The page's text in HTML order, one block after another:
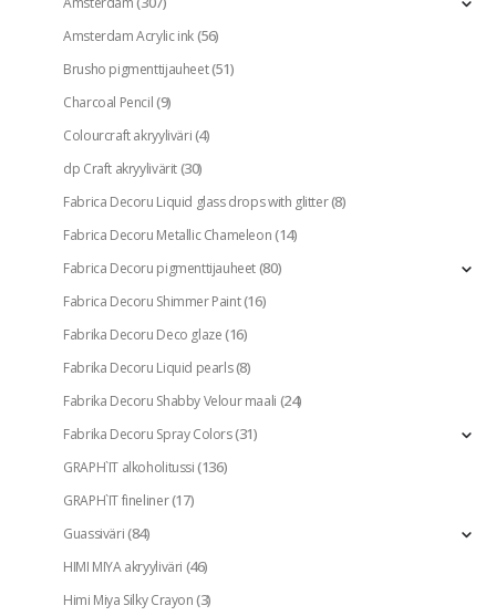
Amsterdam Acrylic ink(56)
Brusho pigmenttijauheet(51)
Charcoal Pencil(9)
Colourcraft akryyliväri(4)
dp Craft akryylivärit(30)
Fabrica Decoru Liquid glass drops with glitter(8)
Fabrica Decoru Metallic Chameleon(14)
Fabrica Decoru pigmenttijauheet(80)
Fabrica Decoru Shimmer Paint(16)
Fabrika Decoru Deco glaze(16)
Fabrika Decoru Liquid pearls(8)
Fabrika Decoru Shabby Velour maali (24)
Fabrika Decoru Spray Colors(31)
GRAPH`IT alkoholitussi(136)
GRAPH`IT fineliner(17)
Guassiväri(84)
HIMI MIYA akryyliväri (46)
Himi Miya Silky Crayon(3)